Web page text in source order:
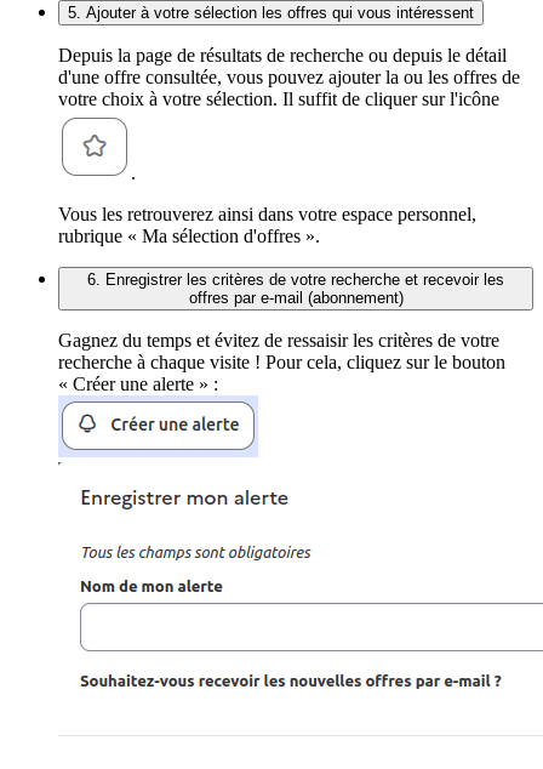
5. Ajouter à votre sélection les offres qui vous intéressent
Depuis la page de résultats de recherche ou depuis le détail
d'une offre consultée, vous pouvez ajouter la ou les offres de
votre choix à votre sélection. Il suffit de cliquer sur l'icône
.
Vous les retrouverez ainsi dans votre espace personnel,
rubrique « Ma sélection d'offres ».
6. Enregistrer les critères de votre recherche et recevoir les
offres par e-mail (abonnement)
Gagnez du temps et évitez de ressaisir les critères de votre
recherche à chaque visite ! Pour cela, cliquez sur le bouton
« Créer une alerte » :